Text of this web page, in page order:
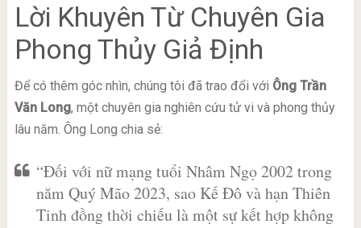
Lời Khuyên Từ Chuyên Gia
Phong Thủy Giả Định
Để có thêm góc nhìn, chúng tôi đã trao đổi với Ông Trần
Văn Long, một chuyên gia nghiên cứu tử vi và phong thủy
lâu năm. Ông Long chia sẻ:
“Đối với nữ mạng tuổi Nhâm Ngọ 2002 trong
năm Quý Mão 2023, sao Kế Đô và hạn Thiên
Tinh đồng thời chiếu là một sự kết hợp không